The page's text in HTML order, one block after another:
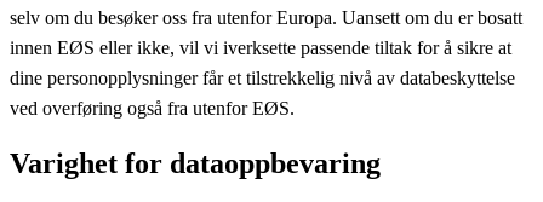
selv om du besøker oss fra utenfor Europa. Uansett om du er bosatt
innen EØS eller ikke, vil vi iverksette passende tiltak for å sikre at
dine personopplysninger får et tilstrekkelig nivå av databeskyttelse
ved overføring også fra utenfor EØS.
Varighet for dataoppbevaring